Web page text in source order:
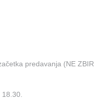
predavanja (NE